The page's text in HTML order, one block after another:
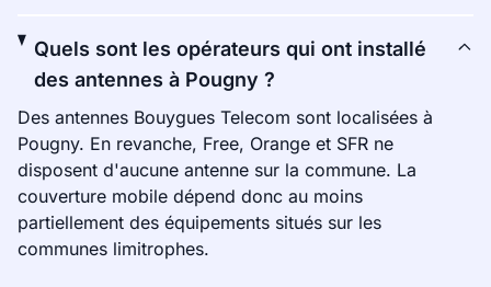
Quels sont les opérateurs qui ont installé
des antennes à Pougny ?
Des antennes Bouygues Telecom sont localisées à
Pougny. En revanche, Free, Orange et SFR ne
disposent d'aucune antenne sur la commune. La
couverture mobile dépend donc au moins
partiellement des équipements situés sur les
communes limitrophes.